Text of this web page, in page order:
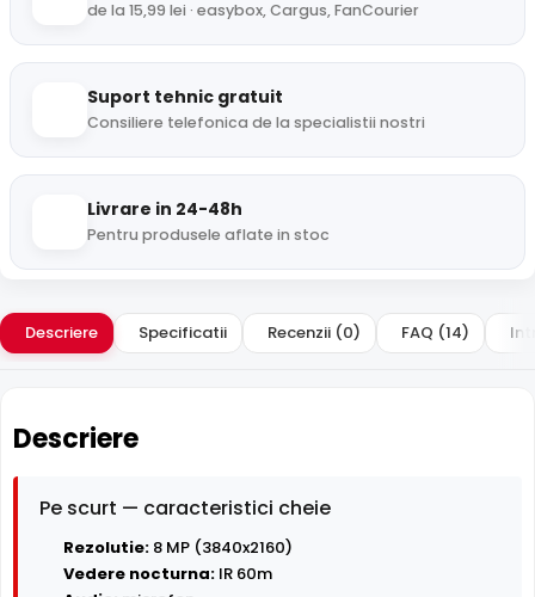
de la 15,99 lei · easybox, Cargus, FanCourier
Suport tehnic gratuit
Consiliere telefonica de la specialistii nostri
Livrare in 24-48h
Pentru produsele aflate in stoc
Descriere Specificatii Recenzii (0) FAQ (14)
Descriere
Pe scurt — caracteristici cheie
Rezolutie: 8 MP (3840x2160)
Vedere nocturna: IR 60m